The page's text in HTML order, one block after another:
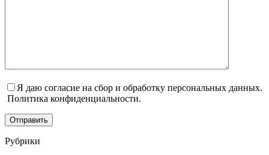
Я даю согласие на сбор и обработку персональных данных.
Политика конфиденциальности.
Отправить
Рубрики